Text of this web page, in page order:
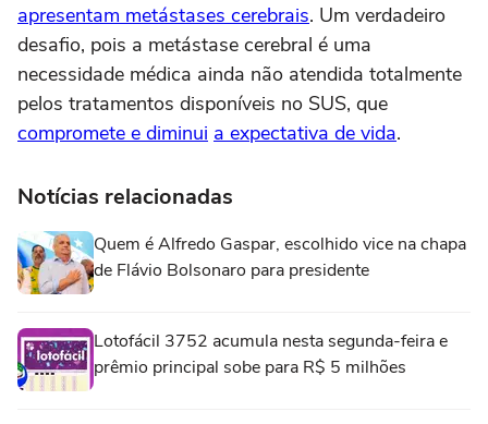
apresentam metástases cerebrais. Um verdadeiro
desafio, pois a metástase cerebral é uma
necessidade médica ainda não atendida totalmente
pelos tratamentos disponíveis no SUS, que
compromete e diminui a expectativa de vida.
Notícias relacionadas
Quem é Alfredo Gaspar, escolhido vice na chapa
de Flávio Bolsonaro para presidente
Lotofácil 3752 acumula nesta segunda-feira e
prêmio principal sobe para R$ 5 milhões